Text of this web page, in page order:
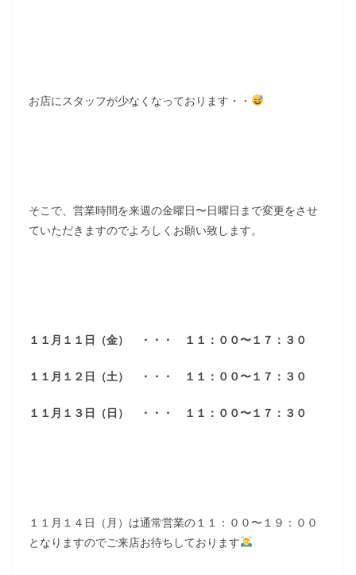
お店にスタッフが少なくなっております・・
そこで、営業時間を来週の金曜日〜日曜日まで変更をさせ
ていただきますのでよろしくお願い致します。
１１月１１日（金） ・・・ １１：００〜１７：３０
１１月１２日（土） ・・・ １１：００〜１７：３０
１１月１３日（日） ・・・ １１：００〜１７：３０
１１月１４日（月）は通常営業の１１：００〜１９：００
となりますのでご来店お待ちしております